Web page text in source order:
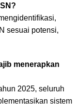
sesuai potensi,
menerapkan
2025, seluruh
sistem